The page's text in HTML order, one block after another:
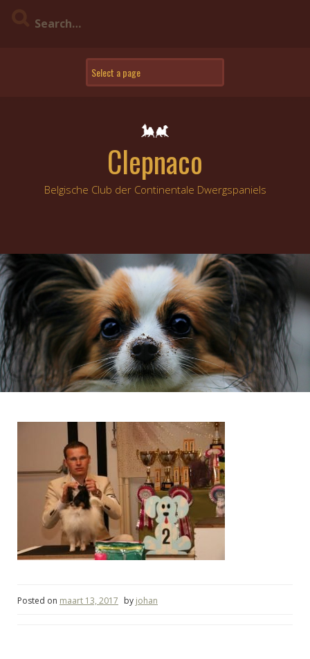
Clepnaco
Belgische Club der Continentale Dwergspaniels
Posted on maart 13, 2017 by johan